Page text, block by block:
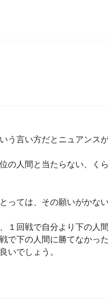
う言い方だとニュアンス
の人間と当たらない、く
っては、その願いがかな
１回戦で自分より下の人
で下の人間に勝てなかっ
いでしょう。